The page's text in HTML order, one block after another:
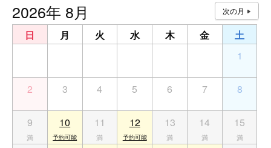
2026年 8月
日 月 火 水 木 金
土
1
2 3 4 5 6 7 8
9 10 11 12 13 14 15